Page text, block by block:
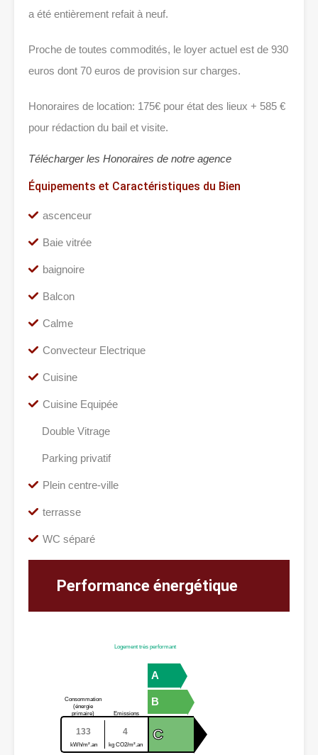
a été entièrement refait à neuf.
Proche de toutes commodités, le loyer actuel est de 930
euros dont 70 euros de provision sur charges.
Honoraires de location: 175€ pour état des lieux + 585 €
pour rédaction du bail et visite.
Télécharger les Honoraires de notre agence
Équipements et Caractéristiques du Bien
ascenceur
Baie vitrée
baignoire
Balcon
Calme
Convecteur Electrique
Cuisine
Cuisine Equipée
Double Vitrage
Parking privatif
Plein centre-ville
terrasse
WC séparé
Performance énergétique
Logement très performant
A
B
Consommation
(énergie
primaire)
Emissions
133
kWh/m².an
4
kg CO2/m².an
C